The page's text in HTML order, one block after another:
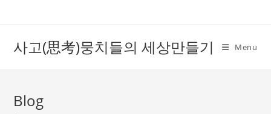
사고(思考)뭉치들의 세상만들기 Menu
Blog